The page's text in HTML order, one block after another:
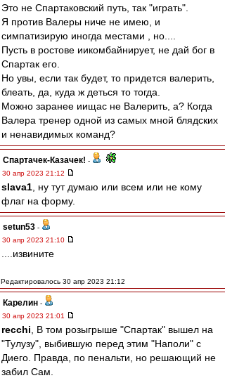
Это не Спартаковский путь, так "играть".
Я против Валеры ниче не имею, и
симпатизирую иногда местами , но....
Пусть в ростове иикомбайнирует, не дай бог в
Спартак его.
Но увы, если так будет, то придется валерить,
блеать, да, куда ж деться то тогда.
Можно заранее иищас не Валерить, а? Когда
Валера тренер одной из самых мной блядских
и ненавидимых команд?
Спартачек-Казачек! -
30 апр 2023 21:12
slava1 , ну тут думаю или всем или не кому
флаг на форму.
setun53 -
30 апр 2023 21:10
....извините
Редактировалось 30 апр 2023 21:12
Карелин -
30 апр 2023 21:01
recchi , В том розыгрыше "Спартак" вышел на
"Тулузу", выбившую перед этим "Наполи" с
Диего. Правда, по пенальти, но решающий не
забил Сам.